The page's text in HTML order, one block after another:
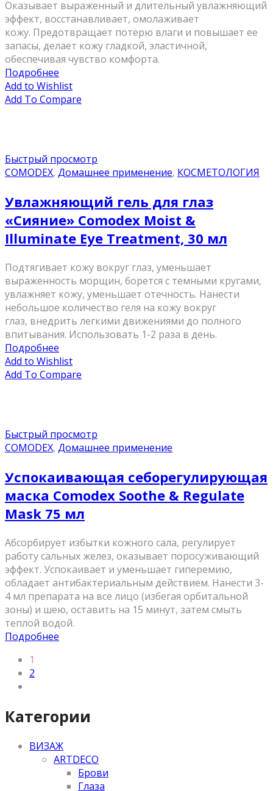
Оказывает выраженный и длительный увлажняющий
эффект, восстанавливает, омолаживает
кожу. Предотвращает потерю влаги и повышает ее
запасы, делает кожу гладкой, эластичной,
обеспечивая чувство комфорта.
Подробнее
Add to Wishlist
Add To Compare
Быстрый просмотр
COMODEX, Домашнее применение, КОСМЕТОЛОГИЯ
Увлажняющий гель для глаз
«Сияние» Comodex Moist &
Illuminate Eye Treatment, 30 мл
Подтягивает кожу вокруг глаз, уменьшает
выраженность морщин, борется с темными кругами,
увлажняет кожу, уменьшает отечность. Нанести
небольшое количество геля на кожу вокруг
глаз, внедрить легкими движениями до полного
впитывания. Использовать 1-2 раза в день.
Подробнее
Add to Wishlist
Add To Compare
Быстрый просмотр
COMODEX, Домашнее применение
Успокаивающая cеборегулирующая
маска Comodex Soothe & Regulate
Mask 75 мл
Абсорбирует избытки кожного сала, регулирует
работу сальных желез, оказывает поросуживающий
эффект. Успокаивает и уменьшает гиперемию,
обладает антибактериальным действием. Нанести 3-
4 мл препарата на все лицо (избегая орбитальной
зоны) и шею, оставить на 15 минут, затем смыть
теплой водой.
Подробнее
1
2
Категории
ВИЗАЖ
ARTDECO
Брови
Глаза